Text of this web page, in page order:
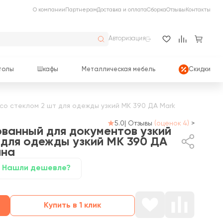
О компании ПартнерамДоставка и оплатаСборкаОтзывы Контакты
Авторизация
Шкафы Металлическая мебель Скидки
стеклом 2 шт для одежды узкий МК 390 ДА Mark
5.0 Отзывы (оценок 4) >
для документов узкий
одежды узкий МК 390 ДА
Нашли дешевле?
Купить в 1 клик